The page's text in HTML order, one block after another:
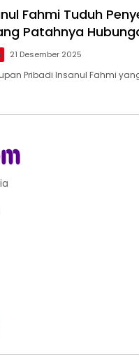
Fahmi Tuduh
Patahnya
21 Desember 2025
Pribadi Insanul Fahmi